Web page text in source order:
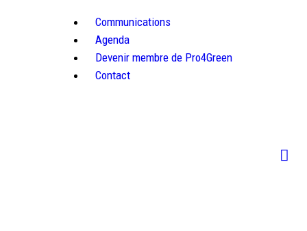
Communications
Agenda
Devenir membre de Pro4Green
Contact